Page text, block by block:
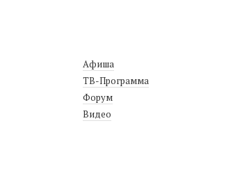
Афиша
ТВ-Программа
Форум
Видео